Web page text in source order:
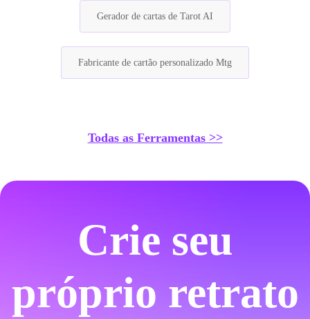
Gerador de cartas de Tarot AI
Fabricante de cartão personalizado Mtg
Todas as Ferramentas >>
Crie seu
próprio retrato